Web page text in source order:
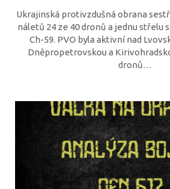
Ukrajinská protivzdušná obrana
náletů 24 ze 40 dronů a jednu střelu
Ch-59. PVO byla aktivní nad
Dněpropetrovskou a
dronů…